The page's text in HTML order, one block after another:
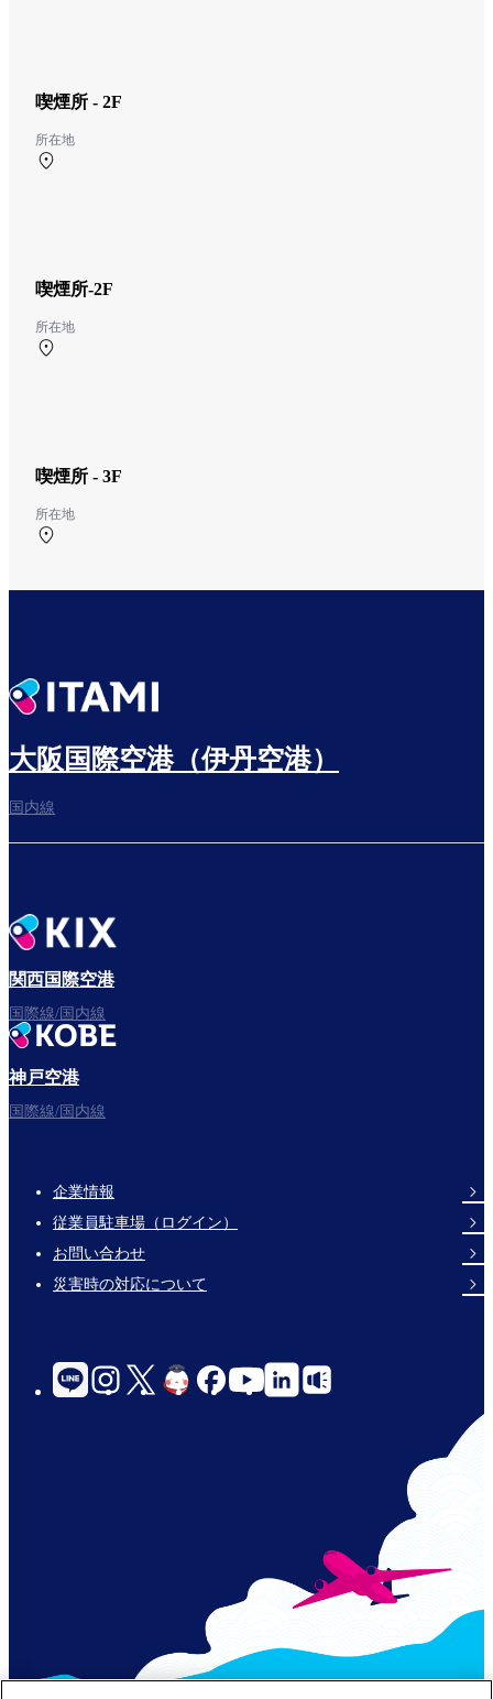
喫煙所 - 2F
所在地
喫煙所-2F
所在地
喫煙所 - 3F
所在地
大阪国際空港（伊丹空港）
国内線
関西国際空港
国際線/国内線
神戸空港
国際線/国内線
Footer
Links
企業情報
従業員駐車場（ログイン）
お問い合わせ
災害時の対応について
social-
links-